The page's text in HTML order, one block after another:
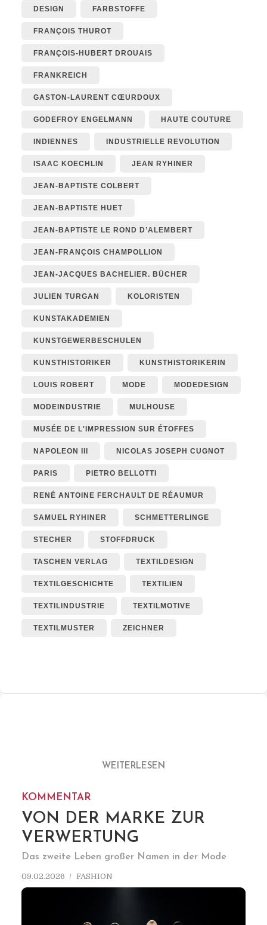
DESIGN FARBSTOFFE
FRANÇOIS THUROT
FRANÇOIS-HUBERT DROUAIS
FRANKREICH
GASTON-LAURENT CŒURDOUX
GODEFROY ENGELMANN HAUTE COUTURE
INDIENNES INDUSTRIELLE REVOLUTION
ISAAC KOECHLIN JEAN RYHINER
JEAN-BAPTISTE COLBERT
JEAN-BAPTISTE HUET
JEAN-BAPTISTE LE ROND D’ALEMBERT
JEAN-FRANÇOIS CHAMPOLLION
JEAN-JACQUES BACHELIER. BÜCHER
JULIEN TURGAN KOLORISTEN
KUNSTAKADEMIEN
KUNSTGEWERBESCHULEN
KUNSTHISTORIKER KUNSTHISTORIKERIN
LOUIS ROBERT MODE MODEDESIGN
MODEINDUSTRIE MULHOUSE
MUSÉE DE L'IMPRESSION SUR ÉTOFFES
NAPOLEON III NICOLAS JOSEPH CUGNOT
PARIS PIETRO BELLOTTI
RENÉ ANTOINE FERCHAULT DE RÉAUMUR
SAMUEL RYHINER SCHMETTERLINGE
STECHER STOFFDRUCK
TASCHEN VERLAG TEXTILDESIGN
TEXTILGESCHICHTE TEXTILIEN
TEXTILINDUSTRIE TEXTILMOTIVE
TEXTILMUSTER ZEICHNER
WEITERLESEN
KOMMENTAR
VON DER MARKE ZUR
VERWERTUNG
Das zweite Leben großer Namen in der Mode
09.02.2026 FASHION